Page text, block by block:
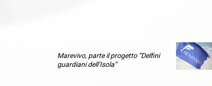
Marevivo, parte il progetto “Delfini
guardiani dell’Isola”